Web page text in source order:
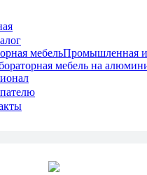
мебельПромышленная и
мебель на